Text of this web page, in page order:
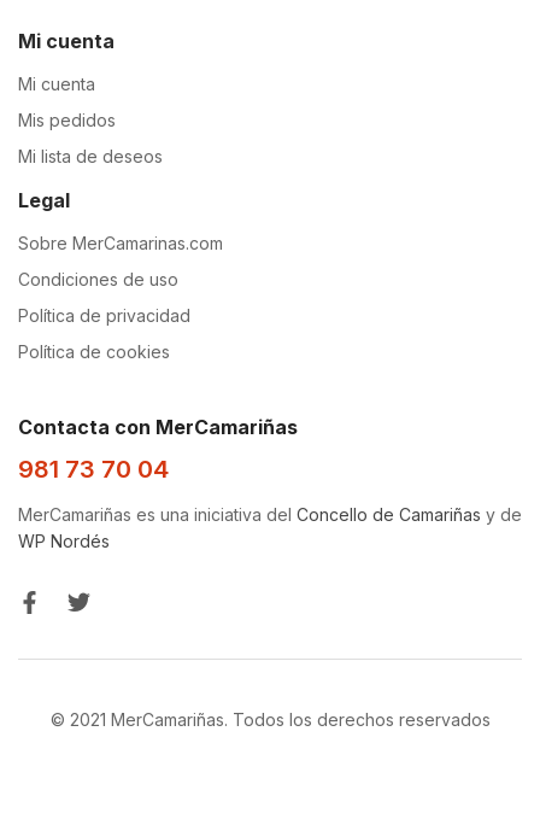
Mi cuenta
Mi cuenta
Mis pedidos
Mi lista de deseos
Legal
Sobre MerCamarinas.com
Condiciones de uso
Política de privacidad
Política de cookies
Contacta con MerCamariñas
981 73 70 04
MerCamariñas es una iniciativa del Concello de Camariñas y de
WP Nordés
© 2021 MerCamariñas. Todos los derechos reservados